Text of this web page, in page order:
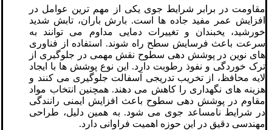
مقاومت در برابر شرایط جوی یکی از مهم ترین عوامل در
افزایش عمر مفید جاده ها است. بارش باران، تابش شدید
خورشید، یخبندان و تغییرات دمایی مداوم می توانند به
سرعت باعث فرسایش سطح راه شوند. استفاده از فناوری
های نوین در پوشش دهی سطوح نقش مهمی در جلوگیری از
ترک خوردگی و نفوذ رطوبت دارد. این نوع پوشش ها با ایجاد
لایه محافظ، از تخریب تدریجی آسفالت جلوگیری می کنند و
هزینه های نگهداری را کاهش می دهند. همچنین انتخاب مواد
مقاوم در پوشش دهی سطوح باعث افزایش ایمنی رانندگی
در شرایط نامساعد جوی می شود. به همین دلیل، طراحی
مهندسی دقیق در این حوزه اهمیت فراوانی دارد.